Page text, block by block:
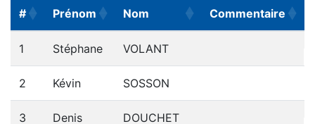
# Prénom Nom Commentaire
Prénom
1 Stéphane VOLANT
2 Kévin SOSSON
3 Denis DOUCHET